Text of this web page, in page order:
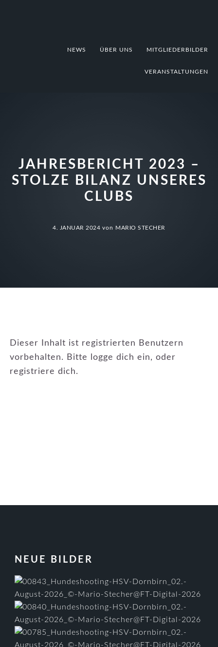
NEWS ÜBER UNS MITGLIEDERBILDER
VERANSTALTUNGEN
JAHRESBERICHT 2023 –
STOLZE BILANZ UNSERES
CLUBS
4. JANUAR 2024 von MARIO STECHER
Dieser Inhalt ist registrierten Benutzern
vorbehalten. Bitte logge dich ein, oder
registriere dich.
FOOTER
NEUE BILDER